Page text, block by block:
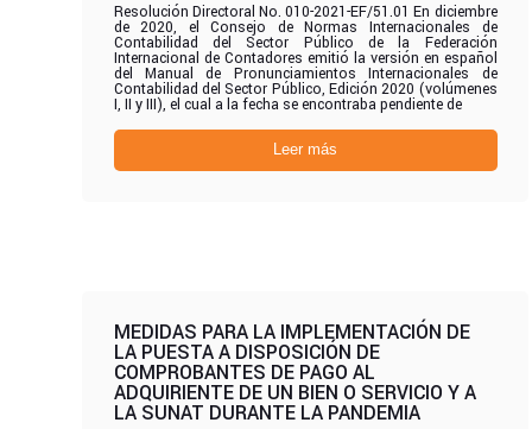
Resolución Directoral No. 010-2021-EF/51.01 En diciembre
de 2020, el Consejo de Normas Internacionales de
Contabilidad del Sector Público de la Federación
Internacional de Contadores emitió la versión en español
del Manual de Pronunciamientos Internacionales de
Contabilidad del Sector Público, Edición 2020 (volúmenes
I, II y III), el cual a la fecha se encontraba pendiente de
Leer más
MEDIDAS PARA LA IMPLEMENTACIÓN DE
LA PUESTA A DISPOSICIÓN DE
COMPROBANTES DE PAGO AL
ADQUIRIENTE DE UN BIEN O SERVICIO Y A
LA SUNAT DURANTE LA PANDEMIA